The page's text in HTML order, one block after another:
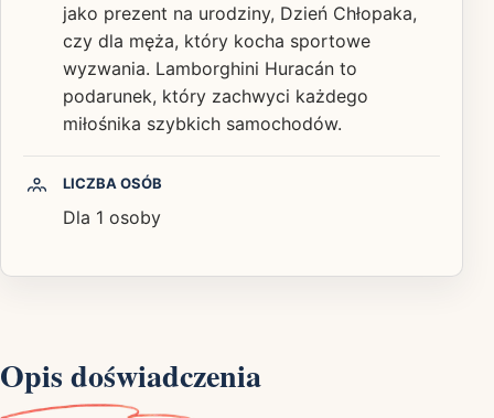
jako prezent na urodziny, Dzień Chłopaka,
czy dla męża, który kocha sportowe
wyzwania. Lamborghini Huracán to
podarunek, który zachwyci każdego
miłośnika szybkich samochodów.
LICZBA OSÓB
Dla 1 osoby
Opis doświadczenia